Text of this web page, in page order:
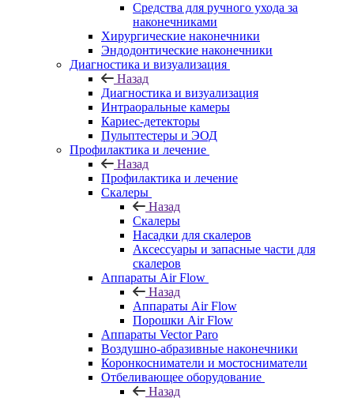
Средства для ручного ухода за
наконечниками
Хирургические наконечники
Эндодонтические наконечники
Диагностика и визуализация
Назад
Диагностика и визуализация
Интраоральные камеры
Кариес-детекторы
Пульптестеры и ЭОД
Профилактика и лечение
Назад
Профилактика и лечение
Скалеры
Назад
Скалеры
Насадки для скалеров
Аксессуары и запасные части для
скалеров
Аппараты Air Flow
Назад
Аппараты Air Flow
Порошки Air Flow
Аппараты Vector Paro
Воздушно-абразивные наконечники
Коронкосниматели и мостосниматели
Отбеливающее оборудование
Назад